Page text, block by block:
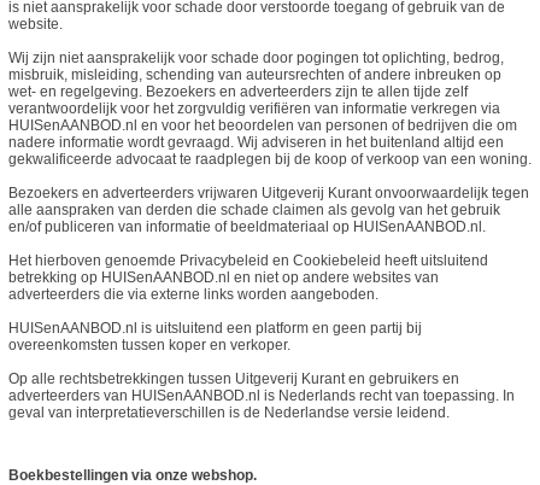
is niet aansprakelijk voor schade door verstoorde toegang of gebruik van de
website.
Wij zijn niet aansprakelijk voor schade door pogingen tot oplichting, bedrog,
misbruik, misleiding, schending van auteursrechten of andere inbreuken op
wet- en regelgeving. Bezoekers en adverteerders zijn te allen tijde zelf
verantwoordelijk voor het zorgvuldig verifiëren van informatie verkregen via
HUISenAANBOD.nl en voor het beoordelen van personen of bedrijven die om
nadere informatie wordt gevraagd. Wij adviseren in het buitenland altijd een
gekwalificeerde advocaat te raadplegen bij de koop of verkoop van een woning.
Bezoekers en adverteerders vrijwaren Uitgeverij Kurant onvoorwaardelijk tegen
alle aanspraken van derden die schade claimen als gevolg van het gebruik
en/of publiceren van informatie of beeldmateriaal op HUISenAANBOD.nl.
Het hierboven genoemde Privacybeleid en Cookiebeleid heeft uitsluitend
betrekking op HUISenAANBOD.nl en niet op andere websites van
adverteerders die via externe links worden aangeboden.
HUISenAANBOD.nl is uitsluitend een platform en geen partij bij
overeenkomsten tussen koper en verkoper.
Op alle rechtsbetrekkingen tussen Uitgeverij Kurant en gebruikers en
adverteerders van HUISenAANBOD.nl is Nederlands recht van toepassing. In
geval van interpretatieverschillen is de Nederlandse versie leidend.
Boekbestellingen via onze webshop.